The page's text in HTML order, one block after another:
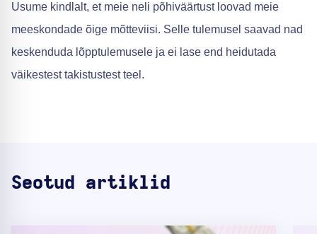
Usume kindlalt, et meie neli põhiväärtust loovad meie
meeskondade õige mõtteviisi. Selle tulemusel saavad nad
keskenduda lõpptulemusele ja ei lase end heidutada
väikestest takistustest teel.
Seotud artiklid